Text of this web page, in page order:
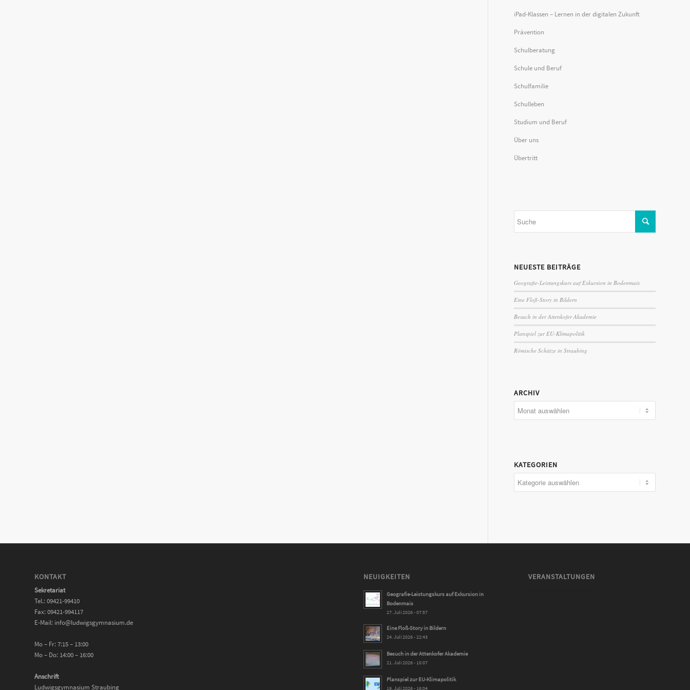
iPad-Klassen – Lernen in der digitalen Zukunft
Prävention
Schulberatung
Schule und Beruf
Schulfamilie
Schulleben
Studium und Beruf
Über uns
Übertritt
NEUESTE BEITRÄGE
Geografie-Leistungskurs auf Exkursion in Bodenmais
Eine Floß-Story in Bildern
Besuch in der Attenkofer Akademie
Planspiel zur EU-Klimapolitik
Römische Schätze in Straubing
ARCHIV
KATEGORIEN
KONTAKT
Sekretariat
Tel.: 09421-99410
Fax: 09421-994117
E-Mail: info@ludwigsgymnasium.de
Mo – Fr: 7:15 – 13:00
Mo – Do: 14:00 – 16:00
Anschrift
Ludwigsgymnasium Straubing
NEUIGKEITEN
Geografie-Leistungskurs auf Exkursion in
Bodenmais
27. Juli 2026 - 07:57
Eine Floß-Story in Bildern
24. Juli 2026 - 22:43
Besuch in der Attenkofer Akademie
21. Juli 2026 - 10:07
Planspiel zur EU-Klimapolitik
19. Juli 2026 - 16:04
VERANSTALTUNGEN